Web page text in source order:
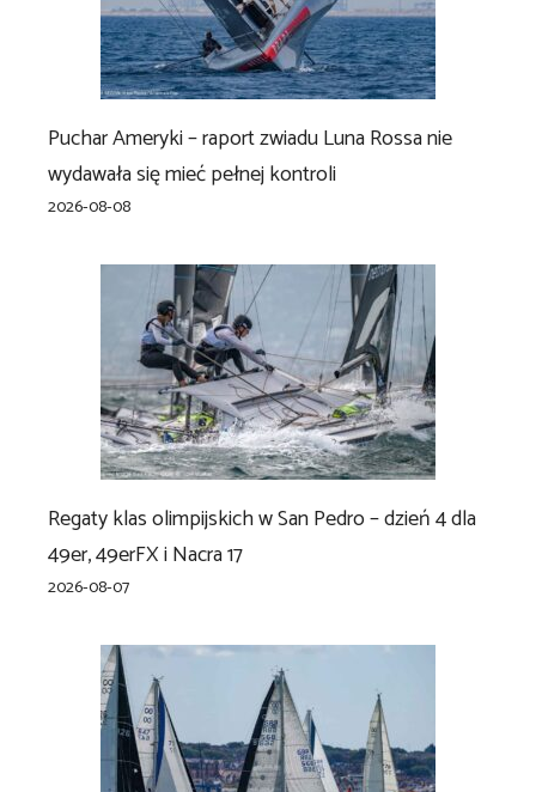
Puchar Ameryki – raport zwiadu Luna Rossa nie
wydawała się mieć pełnej kontroli
2026-08-08
Regaty klas olimpijskich w San Pedro – dzień 4 dla
49er, 49erFX i Nacra 17
2026-08-07